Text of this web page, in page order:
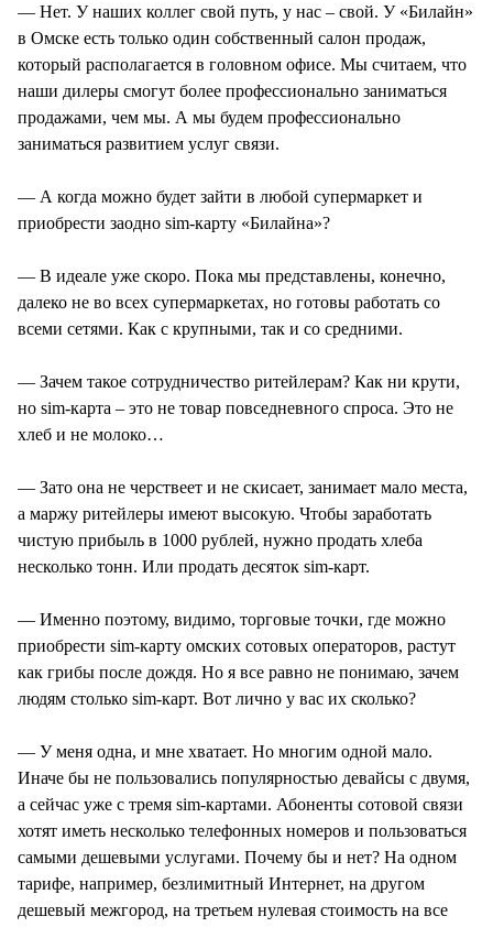
— Нет. У наших коллег свой путь, у нас – свой. У «Билайн»
в Омске есть только один собственный салон продаж,
который располагается в головном офисе. Мы считаем, что
наши дилеры смогут более профессионально заниматься
продажами, чем мы. А мы будем профессионально
заниматься развитием услуг связи.
— А когда можно будет зайти в любой супермаркет и
приобрести заодно sim-карту «Билайна»?
— В идеале уже скоро. Пока мы представлены, конечно,
далеко не во всех супермаркетах, но готовы работать со
всеми сетями. Как с крупными, так и со средними.
— Зачем такое сотрудничество ритейлерам? Как ни крути,
но sim-карта – это не товар повседневного спроса. Это не
хлеб и не молоко…
— Зато она не черствеет и не скисает, занимает мало места,
а маржу ритейлеры имеют высокую. Чтобы заработать
чистую прибыль в 1000 рублей, нужно продать хлеба
несколько тонн. Или продать десяток sim-карт.
— Именно поэтому, видимо, торговые точки, где можно
приобрести sim-карту омских сотовых операторов, растут
как грибы после дождя. Но я все равно не понимаю, зачем
людям столько sim-карт. Вот лично у вас их сколько?
— У меня одна, и мне хватает. Но многим одной мало.
Иначе бы не пользовались популярностью девайсы с двумя,
а сейчас уже с тремя sim-картами. Абоненты сотовой связи
хотят иметь несколько телефонных номеров и пользоваться
самыми дешевыми услугами. Почему бы и нет? На одном
тарифе, например, безлимитный Интернет, на другом
дешевый межгород, на третьем нулевая стоимость на все